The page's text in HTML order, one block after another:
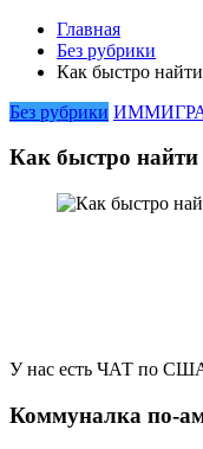
Главная
Без рубрики
Как быстро
Без рубрики
Как быстро
У нас есть ЧАТ по
Коммуналка по-